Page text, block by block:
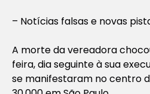
– Notícias falsas e novas
A morte da vereadora
feira, dia seguinte à sua
se manifestaram no centro